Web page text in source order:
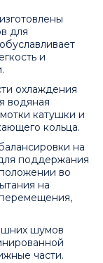
для
и
охлаждения
водяная
катушки и
кольца.
на
поддержания
во
на
шумов
части.